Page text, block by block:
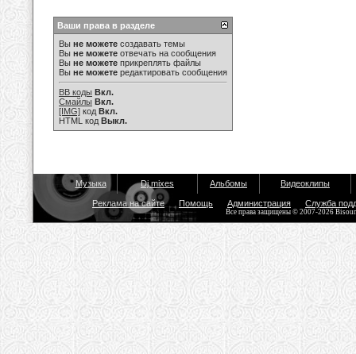
Ваши права в разделе
Вы не можете создавать темы
Вы не можете отвечать на сообщения
Вы не можете прикреплять файлы
Вы не можете редактировать сообщения
BB коды Вкл.
Смайлы Вкл.
[IMG] код Вкл.
HTML код Выкл.
Музыка Dj mixes Альбомы Видеоклипы
Реклама на сайте Помощь Администрация Служба
Все права защищены © 2007-2026